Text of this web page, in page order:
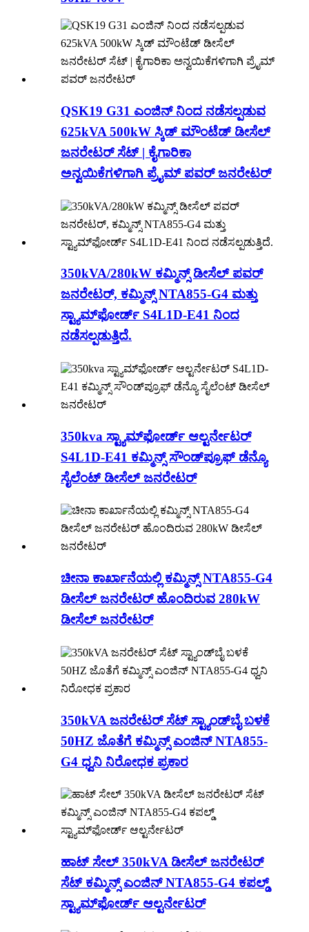
QSK19 G31 ಎಂಜಿನ್ ನಿಂದ ನಡೆಸಲ್ಪಡುವ
625kVA 500kW ಸ್ಕಿಡ್ ಮೌಂಟೆಡ್ ಡೀಸೆಲ್
ಜನರೇಟರ್ ಸೆಟ್ | ಕೈಗಾರಿಕಾ
ಅನ್ವಯಿಕೆಗಳಿಗಾಗಿ ಪ್ರೈಮ್ ಪವರ್ ಜನರೇಟರ್
350kVA/280kW ಕಮ್ಮಿನ್ಸ್ ಡೀಸೆಲ್ ಪವರ್
ಜನರೇಟರ್, ಕಮ್ಮಿನ್ಸ್ NTA855-G4 ಮತ್ತು
ಸ್ಟ್ಯಾಮ್‌ಫೋರ್ಡ್ S4L1D-E41 ನಿಂದ
ನಡೆಸಲ್ಪಡುತ್ತಿದೆ.
350kva ಸ್ಟ್ಯಾಮ್‌ಫೋರ್ಡ್ ಆಲ್ಟರ್ನೇಟರ್
S4L1D-E41 ಕಮ್ಮಿನ್ಸ್ ಸೌಂಡ್‌ಪ್ರೂಫ್ ಡೆನ್ಯೊ
ಸೈಲೆಂಟ್ ಡೀಸೆಲ್ ಜನರೇಟರ್
ಚೀನಾ ಕಾರ್ಖಾನೆಯಲ್ಲಿ ಕಮ್ಮಿನ್ಸ್ NTA855-G4
ಡೀಸೆಲ್ ಜನರೇಟರ್ ಹೊಂದಿರುವ 280kW
ಡೀಸೆಲ್ ಜನರೇಟರ್
350kVA ಜನರೇಟರ್ ಸೆಟ್ ಸ್ಟ್ಯಾಂಡ್‌ಬೈ ಬಳಕೆ
50HZ ಜೊತೆಗೆ ಕಮ್ಮಿನ್ಸ್ ಎಂಜಿನ್ NTA855-
G4 ಧ್ವನಿ ನಿರೋಧಕ ಪ್ರಕಾರ
ಹಾಟ್ ಸೇಲ್ 350kVA ಡೀಸೆಲ್ ಜನರೇಟರ್
ಸೆಟ್ ಕಮ್ಮಿನ್ಸ್ ಎಂಜಿನ್ NTA855-G4 ಕಪಲ್ಡ್
ಸ್ಟ್ಯಾಮ್‌ಫೋರ್ಡ್ ಆಲ್ಟರ್ನೇಟರ್